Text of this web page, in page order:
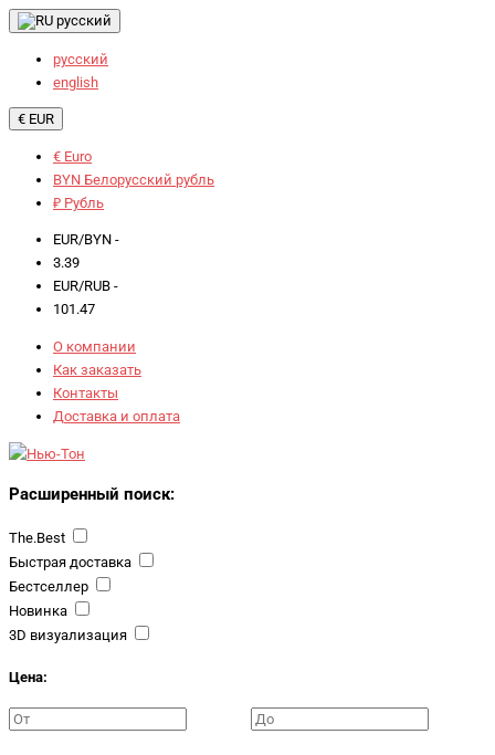
русский
русский
english
€ EUR
€ Euro
BYN Белорусский рубль
₽ Рубль
EUR/BYN -
3.39
EUR/RUB -
101.47
О компании
Как заказать
Контакты
Доставка и оплата
Расширенный поиск:
The.Best
Быстрая доставка
Бестселлер
Новинка
3D визуализация
Цена: